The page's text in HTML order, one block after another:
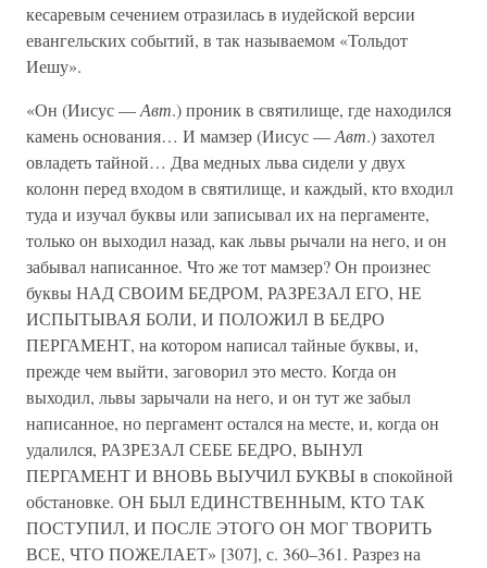
кесаревым сечением отразилась в иудейской версии
евангельских событий, в так называемом «Тольдот
Иешу».
«Он (Иисус —Авт.) проник в святилище, где находился
камень основания… И мамзер (Иисус —Авт.) захотел
овладеть тайной… Два медных льва сидели у двух
колонн перед входом в святилище, и каждый, кто входил
туда и изучал буквы или записывал их на пергаменте,
только он выходил назад, как львы рычали на него, и он
забывал написанное. Что же тот мамзер? Он произнес
буквы НАД СВОИМ БЕДРОМ, РАЗРЕЗАЛ ЕГО, НЕ
ИСПЫТЫВАЯ БОЛИ, И ПОЛОЖИЛ В БЕДРО
ПЕРГАМЕНТ, на котором написал тайные буквы, и,
прежде чем выйти, заговорил это место. Когда он
выходил, львы зарычали на него, и он тут же забыл
написанное, но пергамент остался на месте, и, когда он
удалился, РАЗРЕЗАЛ СЕБЕ БЕДРО, ВЫНУЛ
ПЕРГАМЕНТ И ВНОВЬ ВЫУЧИЛ БУКВЫ в спокойной
обстановке. ОН БЫЛ ЕДИНСТВЕННЫМ, КТО ТАК
ПОСТУПИЛ, И ПОСЛЕ ЭТОГО ОН МОГ ТВОРИТЬ
ВСЕ, ЧТО ПОЖЕЛАЕТ» [307], с. 360–361. Разрез на